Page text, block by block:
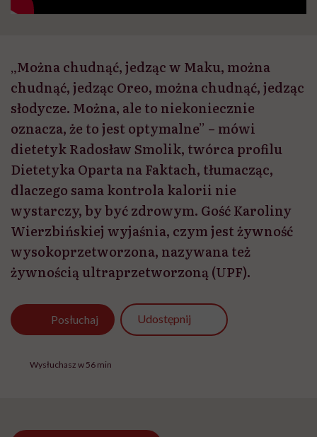
„Można chudnąć, jedząc w Maku, można
chudnąć, jedząc Oreo, można chudnąć, jedząc
słodycze. Można, ale to niekoniecznie
oznacza, że to jest optymalne” – mówi
dietetyk Radosław Smolik, twórca profilu
Dietetyka Oparta na Faktach, tłumacząc,
dlaczego sama kontrola kalorii nie
wystarczy, by być zdrowym. Gość Karoliny
Wierzbińskiej wyjaśnia, czym jest żywność
wysokoprzetworzona, nazywana też
żywnością ultraprzetworzoną (UPF).
Posłuchaj Udostępnij
Wysłuchasz w 56 min